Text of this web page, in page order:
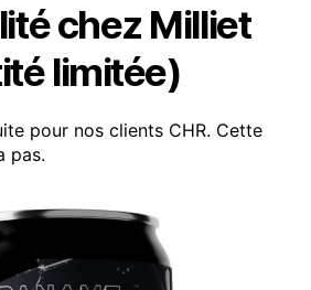
chez Milliet
limitée)
pour nos clients CHR. Cette
pas.